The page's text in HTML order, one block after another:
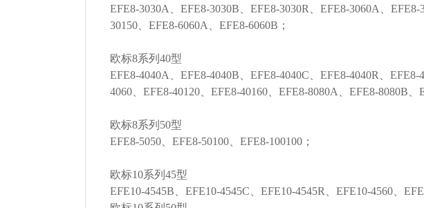
EFE8-3030A、EFE8-3030B、EFE8-3030R、EFE8-3060A、
30150、EFE8-6060A、EFE8-6060B；
欧标8系列40型
EFE8-4040A、EFE8-4040B、EFE8-4040C、EFE8-4040R、
4060、EFE8-40120、EFE8-40160、EFE8-8080A、EFE8-8080B、
欧标8系列50型
EFE8-5050、EFE8-50100、EFE8-100100；
欧标10系列45型
EFE10-4545B、EFE10-4545C、EFE10-4545R、EFE10-4560、